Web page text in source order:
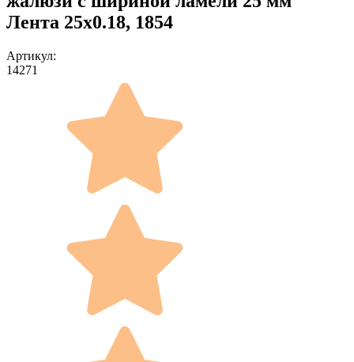
Лента 25x0.18, 1854
Артикул:
14271